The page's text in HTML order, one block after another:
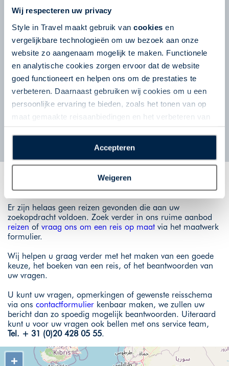
Wij respecteren uw privacy
Style in Travel maakt gebruik van cookies en
vergelijkbare technologieën om uw bezoek aan onze
website zo aangenaam mogelijk te maken. Functionele
en analytische cookies zorgen ervoor dat de website
goed functioneert en helpen ons om de prestaties te
verbeteren. Daarnaast gebruiken wij cookies om u een
persoonlijke ervaring te bieden, zoals het tonen van op
maat gemaakte reisaanbiedingen en het verbeteren van
plaatsen van alle hierboven beschreven cookies en
technologieën, waarmee persoonlijke gegevens kunnen
worden verzameld. Indien u kiest voor “Weigeren”
plaatsen wij enkel functionele cookies, en zal er geen
sprake zijn van gepersonaliseerde content.
Accepteren
Weigeren
wonderschone koraalriffen van de Golf van Aqaba
Het reisaanbod...
Er zijn helaas geen reizen gevonden die aan uw
zoekopdracht voldoen. Zoek verder in ons ruime aanbod
reizen of vraag ons om een reis op maat via het maatwerk
formulier.
Wij helpen u graag verder met het maken van een goede
keuze, het boeken van een reis, of het beantwoorden van
uw vragen.
U kunt uw vragen, opmerkingen of gewenste reisschema
via ons contactformulier kenbaar maken, we zullen uw
bericht dan zo spoedig mogelijk beantwoorden. Uiteraard
kunt u voor uw vragen ook bellen met ons service team,
Tel. + 31 (0)20 428 05 55.
+